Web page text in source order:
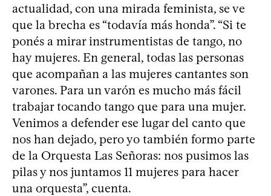
actualidad, con una mirada feminista, se ve
que la brecha es “todavía más honda”. “Si te
ponés a mirar instrumentistas de tango, no
hay mujeres. En general, todas las personas
que acompañan a las mujeres cantantes son
varones. Para un varón es mucho más fácil
trabajar tocando tango que para una mujer.
Venimos a defender ese lugar del canto que
nos han dejado, pero yo también formo parte
de la Orquesta Las Señoras: nos pusimos las
pilas y nos juntamos 11 mujeres para hacer
una orquesta”, cuenta.